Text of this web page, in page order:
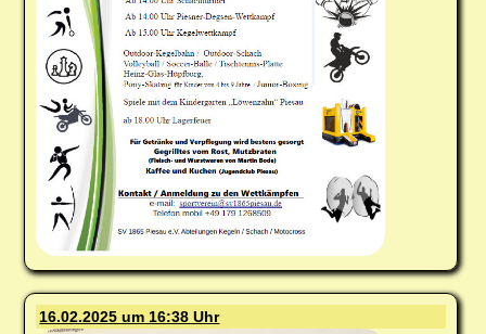
16.02.2025 um 16:38 Uhr